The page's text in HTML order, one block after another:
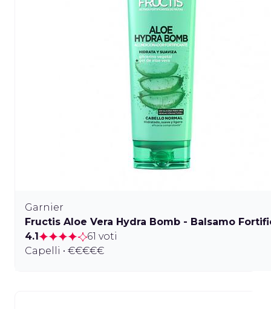
Garnier
Fructis Aloe Vera Hydra Bomb - Balsamo
4.1
61 voti
Capelli • €€€€€